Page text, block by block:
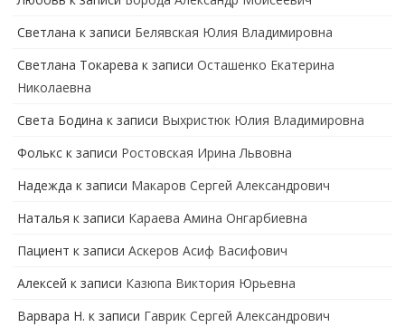
Светлана к записи Белявская Юлия Владимировна
Cветлана Токарева к записи Осташенко Екатерина
Николаевна
Света Бодина к записи Выхристюк Юлия Владимировна
Фолькс к записи Ростовская Ирина Львовна
Надежда к записи Макаров Сергей Александрович
Наталья к записи Караева Амина Онгарбиевна
Пациент к записи Аскеров Асиф Васифович
Алексей к записи Казюпа Виктория Юрьевна
Варвара Н. к записи Гаврик Сергей Александрович